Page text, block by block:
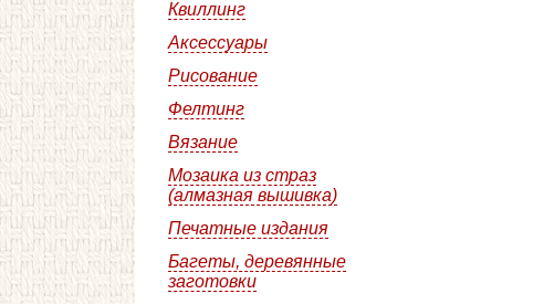
Квиллинг
Аксессуары
Рисование
Фелтинг
Вязание
Мозаика из страз
(алмазная вышивка)
Печатные издания
Багеты, деревянные
заготовки